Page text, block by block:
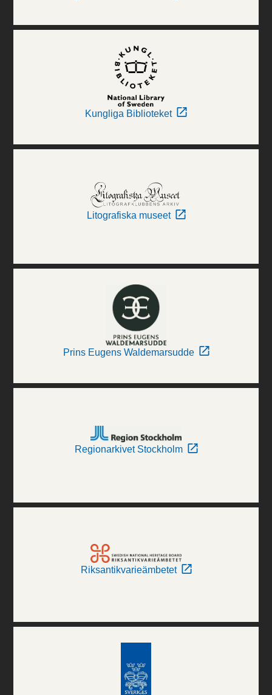
Kungliga Biblioteket
Litografiska museet
Prins Eugens Waldemarsudde
Regionarkivet Stockholm
Riksantikvarieämbetet